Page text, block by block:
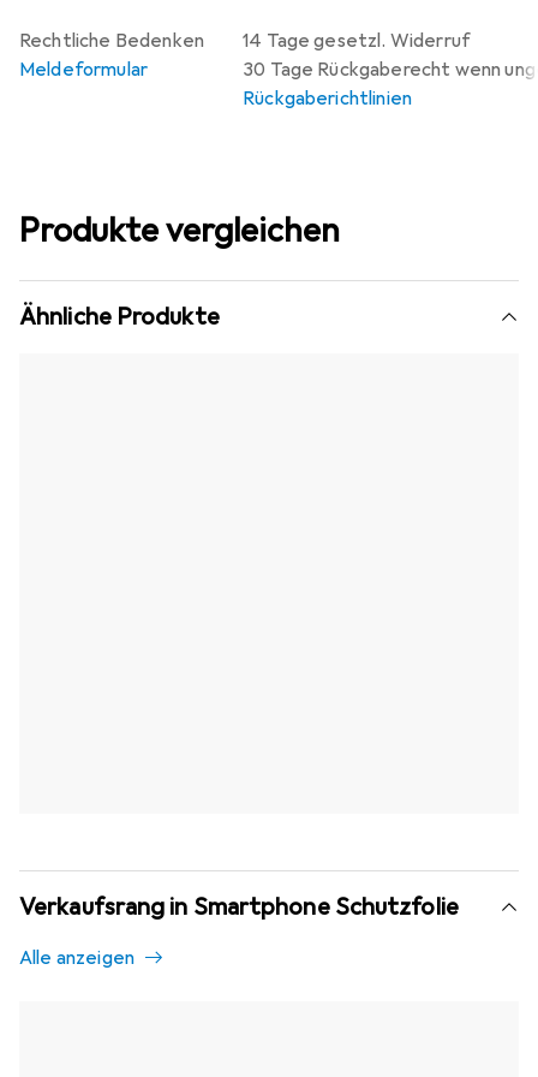
14 Tage gesetzl. Widerruf
30 Tage Rückgaberecht wenn
Rückgaberichtlinien
Rechtliche Bedenken
Meldeformular
Produkte vergleichen
Ähnliche Produkte
Verkaufsrang in Smartphone Schutzfolie
Alle anzeigen